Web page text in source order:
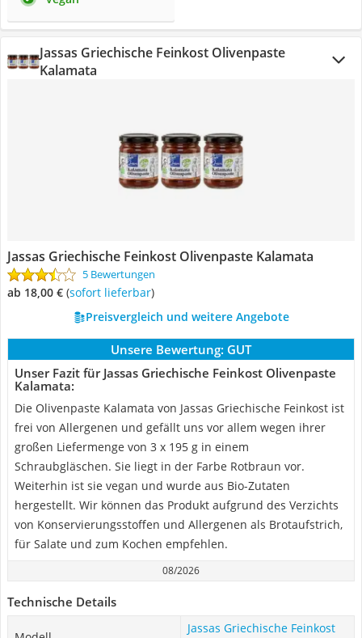
Jassas Griechische Feinkost Olivenpaste
Kalamata
Jassas Griechische Feinkost Olivenpaste Kalamata
5 Bewertungen
ab 18,00 € ( Sofort lieferbar)
Preisvergleich und weitere Angebote
Unsere Bewertung: GUT
Unser Fazit für Jassas Griechische Feinkost Olivenpaste
Kalamata:
Die Olivenpaste Kalamata von Jassas Griechische Feinkost ist
frei von Allergenen und gefällt uns vor allem wegen ihrer
großen Liefermenge von 3 x 195 g in einem
Schraubgläschen. Sie liegt in der Farbe Rotbraun vor.
Weiterhin ist sie vegan und wurde aus Bio-Zutaten
hergestellt. Wir können das Produkt aufgrund des Verzichts
von Konservierungsstoffen und Allergenen als Brotaufstrich,
für Salate und zum Kochen empfehlen.
08/2026
Technische Details
Jassas Griechische Feinkost